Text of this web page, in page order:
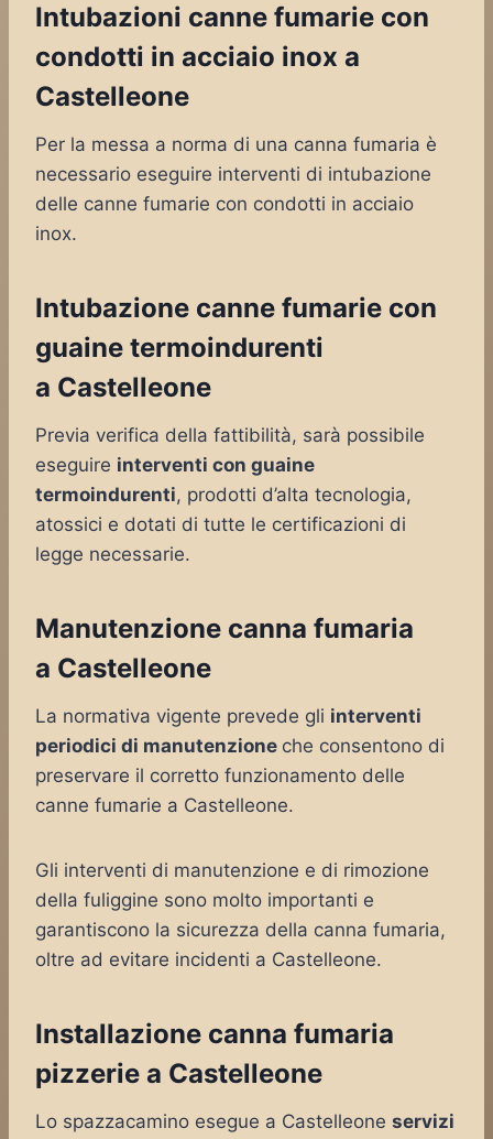
Intubazioni canne fumarie con
condotti in acciaio inox a
Castelleone
Per la messa a norma di una canna fumaria è
necessario eseguire interventi di intubazione
delle canne fumarie con condotti in acciaio
inox.
Intubazione canne fumarie con
guaine termoindurenti
a Castelleone
Previa verifica della fattibilità, sarà possibile
eseguire interventi con guaine
termoindurenti, prodotti d’alta tecnologia,
atossici e dotati di tutte le certificazioni di
legge necessarie.
Manutenzione canna fumaria
a Castelleone
La normativa vigente prevede gli interventi
periodici di manutenzione che consentono di
preservare il corretto funzionamento delle
canne fumarie a Castelleone.
Gli interventi di manutenzione e di rimozione
della fuliggine sono molto importanti e
garantiscono la sicurezza della canna fumaria,
oltre ad evitare incidenti a Castelleone.
Installazione canna fumaria
pizzerie a Castelleone
Lo spazzacamino esegue a Castelleone servizi